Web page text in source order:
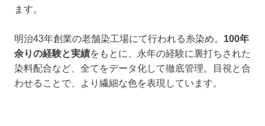
ます。
明治43年創業の老舗染工場にて行われる糸染め。 100年
余りの経験と実績をもとに、永年の経験に裏打ちされた
染料配合など、全てをデータ化して徹底管理。目視と合
わせることで、より繊細な色を表現しています。